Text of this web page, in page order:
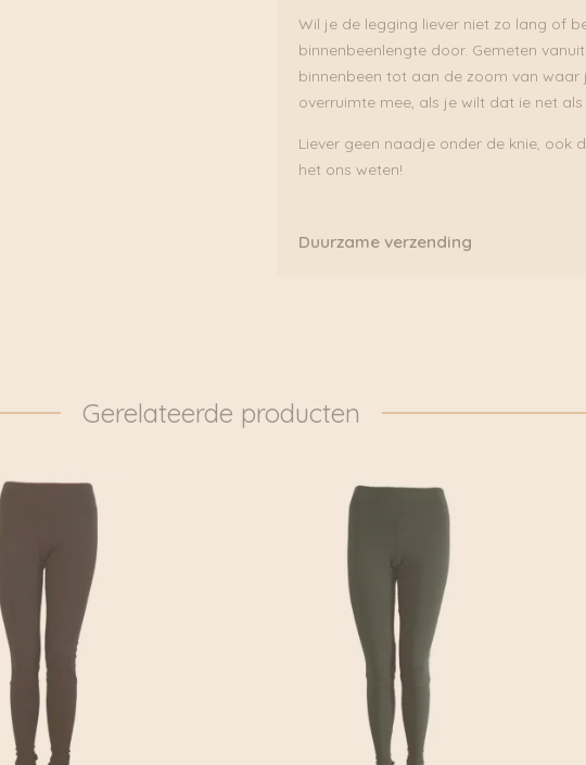
Wil je de legging liever niet zo lang of
binnenbeenlengte door. Gemeten
binnenbeen tot aan de zoom van
overruimte mee, als je wilt dat ie net
Liever geen naadje onder de knie, ook
het ons weten!
Duurzame verzending
door naar: https://www.fietskoeriers.nl
Gerelateerde producten